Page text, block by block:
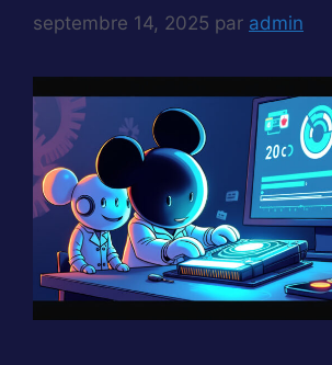
septembre 14, 2025 par admin